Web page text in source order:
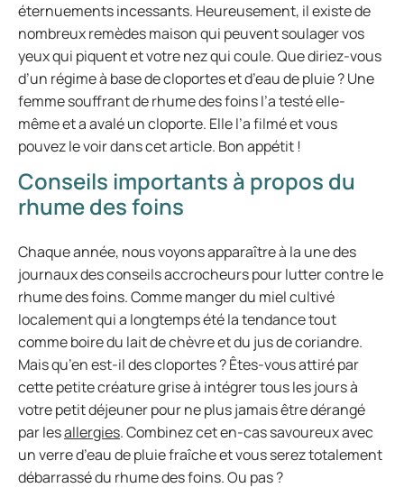
éternuements incessants. Heureusement, il existe de
nombreux remèdes maison qui peuvent soulager vos
yeux qui piquent et votre nez qui coule. Que diriez-vous
d’un régime à base de cloportes et d’eau de pluie ? Une
femme souffrant de rhume des foins l’a testé elle-
même et a avalé un cloporte. Elle l’a filmé et vous
pouvez le voir dans cet article. Bon appétit !
Conseils importants à propos du
rhume des foins
Chaque année, nous voyons apparaître à la une des
journaux des conseils accrocheurs pour lutter contre le
rhume des foins. Comme manger du miel cultivé
localement qui a longtemps été la tendance tout
comme boire du lait de chèvre et du jus de coriandre.
Mais qu’en est-il des cloportes ? Êtes-vous attiré par
cette petite créature grise à intégrer tous les jours à
votre petit déjeuner pour ne plus jamais être dérangé
par lesallergies. Combinez cet en-cas savoureux avec
un verre d’eau de pluie fraîche et vous serez totalement
débarrassé du rhume des foins. Ou pas ?